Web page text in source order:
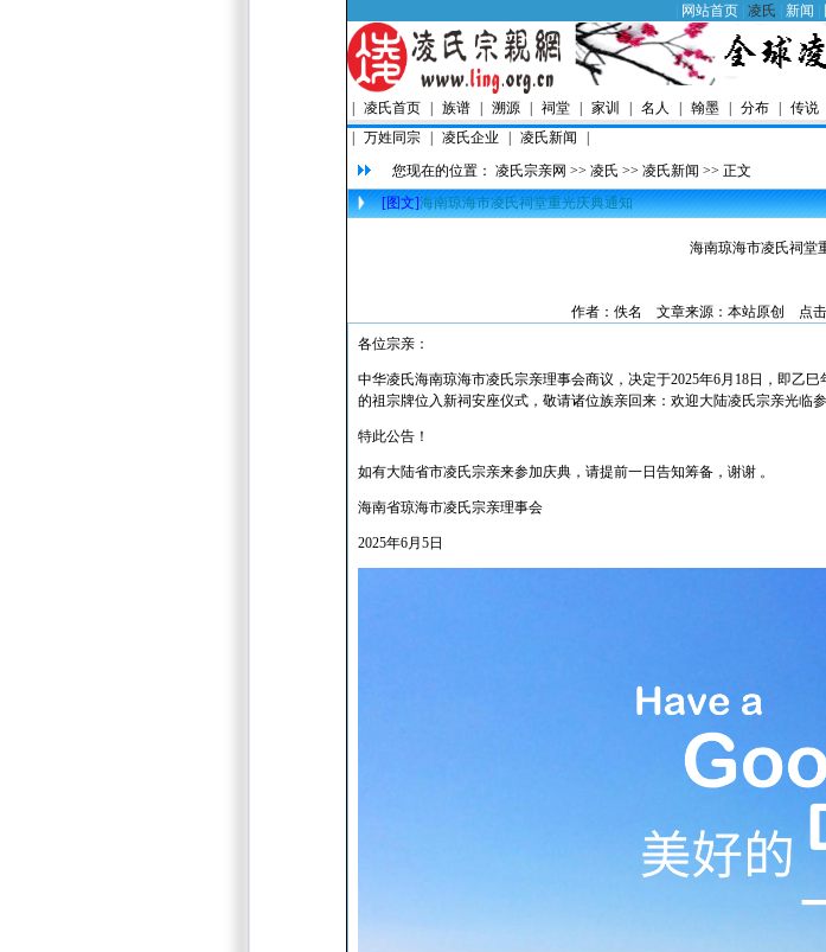
网站首页 凌氏 新闻
凌氏首页 族谱 溯源 祠堂 家训 名人 翰墨 分布 传说
万姓同宗 凌氏企业 凌氏新闻
您现在的位置： 凌氏宗亲网 >> 凌氏 >> 凌氏新闻 >> 正文
[图文]海南琼海市凌氏祠堂重光庆典通知
海南琼海市凌氏祠堂
作者：佚名 文章来源：本站原创 点
各位宗亲：
中华凌氏海南琼海市凌氏宗亲理事会商议，决定于2025年6月18日，即乙
的祖宗牌位入新祠安座仪式，敬请诸位族亲回来：欢迎大陆凌氏宗亲光临
特此公告！
如有大陆省市凌氏宗亲来参加庆典，请提前一日告知筹备，谢谢 。
海南省琼海市凌氏宗亲理事会
2025年6月5日